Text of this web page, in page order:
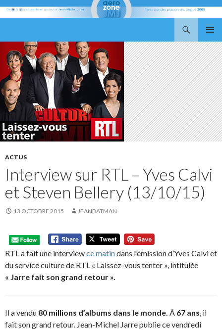
MENU
AU
CONTENU
ACTUS
Interview sur RTL – Yves Calvi
et Steven Bellery (13/10/15)
13 OCTOBRE 2015 JEANBATMAN
RTL a fait une interviewce matindans l’émission d’Yves Calvi et
du service culture de RTL « Laissez-vous tenter », intitulée
« Jarre fait son grand retour ».
Il a vendu 80 millions d’albums dans le monde. À 67 ans, il
fait son grand retour. Jean-Michel Jarre publie ce vendredi